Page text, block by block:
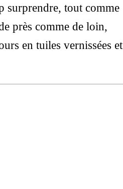
surprendre, tout comme
près comme de loin,
en tuiles vernissées et